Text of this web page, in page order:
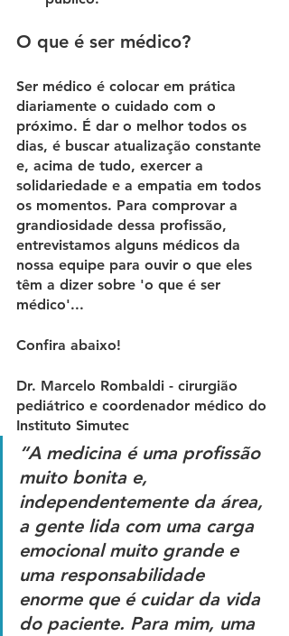
O que é ser médico?
Ser médico é colocar em prática
diariamente o cuidado com o
próximo. É dar o melhor todos os
dias, é buscar atualização constante
e, acima de tudo, exercer a
solidariedade e a empatia em todos
os momentos. Para comprovar a
grandiosidade dessa profissão,
entrevistamos alguns médicos da
nossa equipe para ouvir o que eles
têm a dizer sobre 'o que é ser
médico'...
Confira abaixo!
Dr. Marcelo Rombaldi - cirurgião
pediátrico e coordenador médico do
Instituto Simutec
“A medicina é uma profissão
muito bonita e,
independentemente da área,
a gente lida com uma carga
emocional muito grande e
uma responsabilidade
enorme que é cuidar da vida
do paciente. Para mim, uma